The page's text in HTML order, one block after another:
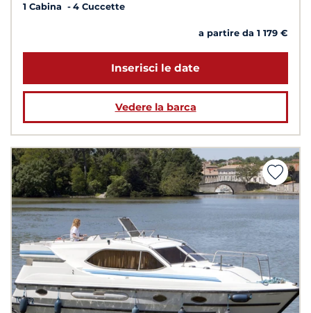
1 Cabina
4 Cuccette
a partire da 1 179 €
Inserisci le date
Vedere la barca